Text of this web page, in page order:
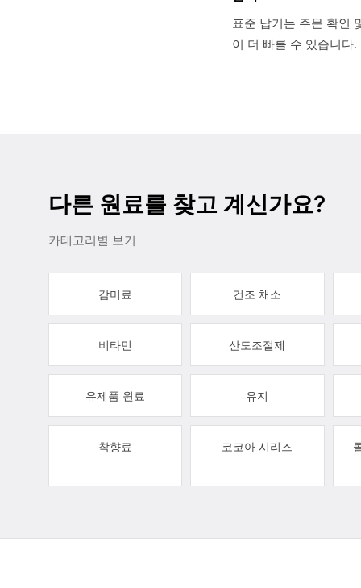
표준 납기는 주문 확인
이 더 빠를 수 있습니다
다른 원료를 찾고 계신가요?
카테고리별 보기
감미료 건조 채소
비타민 산도조절제
유제품 원료 유지
착향료 코코아 시리즈